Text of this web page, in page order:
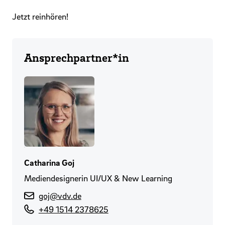
Jetzt reinhören!
Ansprechpartner*in
Catharina Goj
Mediendesignerin UI/UX & New Learning
goj@vdv.de
+49 1514 2378625